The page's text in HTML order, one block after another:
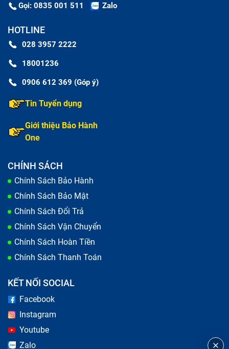
Gọi: 0835 001 511 Zalo
HOTLINE
028 3957 2222
18001236
0906 612 369 (Góp ý)
Tin Tuyển dụng
Giới thiệu Bảo Hành
One
CHÍNH SÁCH
Chính Sách Bảo Hành
Chính Sách Bảo Mật
Chính Sách Đổi Trả
Chính Sách Vận Chuyển
Chính Sách Hoàn Tiền
Chính Sách Thanh Toán
KẾT NỐI SOCIAL
Facebook
Instagram
Youtube
Zalo